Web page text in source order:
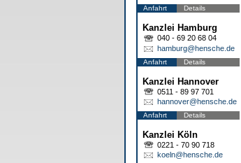
Anfahrt Details
Kanzlei Hamburg
040 - 69 20 68 04
hamburg@hensche.de
Anfahrt Details
Kanzlei Hannover
0511 - 89 97 701
hannover@hensche.de
Anfahrt Details
Kanzlei Köln
0221 - 70 90 718
koeln@hensche.de